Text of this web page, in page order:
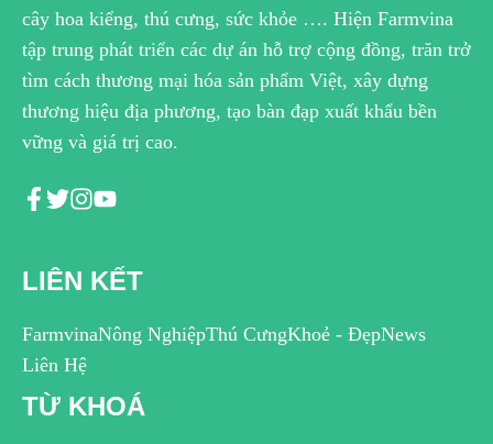
cây hoa kiểng, thú cưng, sức khỏe …. Hiện Farmvina
tập trung phát triển các dự án hỗ trợ cộng đồng, trăn trở
tìm cách thương mại hóa sản phẩm Việt, xây dựng
thương hiệu địa phương, tạo bàn đạp xuất khẩu bền
vững và giá trị cao.
LIÊN KẾT
FarmvinaNông NghiệpThú CưngKhoẻ - ĐẹpNews
Liên Hệ
TỪ KHOÁ